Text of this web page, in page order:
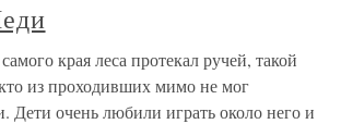
края леса протекал ручей, такой
из проходивших мимо не мог
Дети очень любили играть около него и